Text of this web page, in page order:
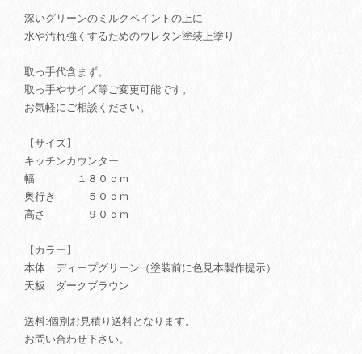
深いグリーンのミルクペイントの上に
水や汚れ強くするためのウレタン塗装上塗り
取っ手代含まず。
取っ手やサイズ等ご変更可能です。
お気軽にご相談ください。
【サイズ】
キッチンカウンター
幅 １８０ｃｍ
奥行き ５０ｃｍ
高さ ９０ｃｍ
【カラー】
本体 ディープグリーン（塗装前に色見本製作提示）
天板 ダークブラウン
送料:個別お見積り送料となります。
お問い合わせ下さい。